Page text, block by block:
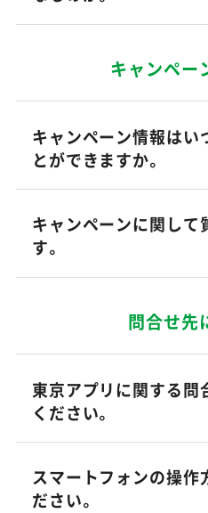
キャンペー
キャンペーン情報はい
とができますか。
キャンペーンに関して
す。
問合せ先
東京アプリに関する問
ください。
スマートフォンの操作
ださい。